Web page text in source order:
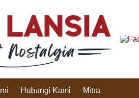
Hubungi Kami Mitra